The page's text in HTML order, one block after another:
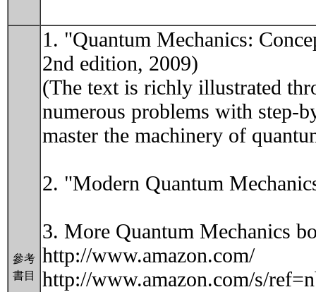
參考
書目
1. "Quantum Mechanics:
2nd edition, 2009)
(The text is richly illustrated
numerous problems with step-
master the machinery of
2. "Modern Quantum
3. More Quantum Mechanics
http://www.amazon.com/
http://www.amazon.com/s/